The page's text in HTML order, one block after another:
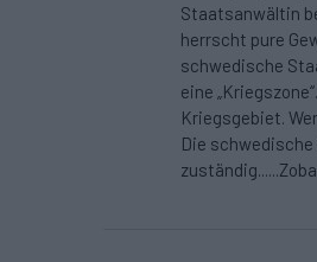
Staatsanwältin
herrscht pure
schwedische
eine
Kriegsgebiet.
Die